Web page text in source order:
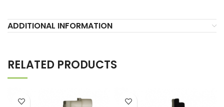
ADDITIONAL INFORMATION
RELATED PRODUCTS